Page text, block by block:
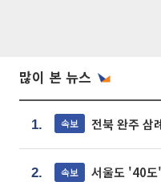
많이 본 뉴스
1. 속보 전북 완주 삼
2. 속보 서울도 '40